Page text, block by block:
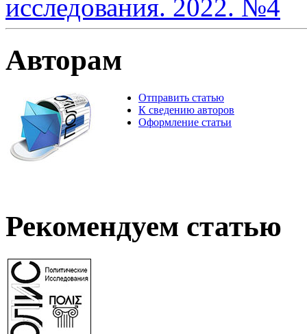
исследования. 2022. №4
Авторам
Отправить статью
К сведению авторов
Оформление статьи
Рекомендуем статью